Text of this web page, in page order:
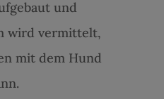
und
wird vermittelt,
mit dem Hund